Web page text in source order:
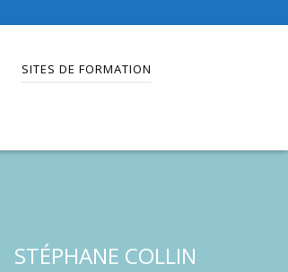
SITES DE FORMATION
STÉPHANE COLLIN